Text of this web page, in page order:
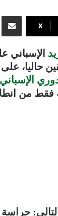
X
الإسباني
الفريقين
الإسباني
حراسة